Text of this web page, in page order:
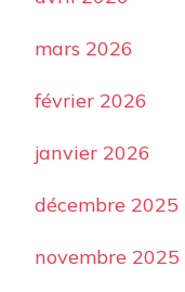
mars 2026
février 2026
janvier 2026
décembre 2025
novembre 2025